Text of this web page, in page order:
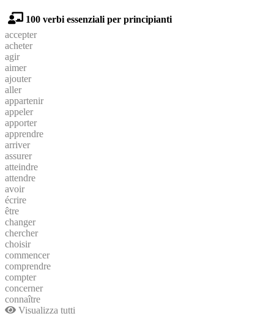
100 verbi essenziali per principianti
accepter
acheter
agir
aimer
ajouter
aller
appartenir
appeler
apporter
apprendre
arriver
assurer
atteindre
attendre
avoir
écrire
être
changer
chercher
choisir
commencer
comprendre
compter
concerner
connaître
Visualizza tutti